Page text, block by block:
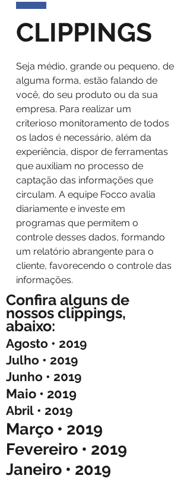
CLIPPINGS
Seja médio, grande ou pequeno, de
alguma forma, estão falando de
você, do seu produto ou da sua
empresa. Para realizar um
criterioso monitoramento de todos
os lados é necessário, além da
experiência, dispor de ferramentas
que auxiliam no processo de
captação das informações que
circulam. A equipe Focco avalia
diariamente e investe em
programas que permitem o
controle desses dados, formando
um relatório abrangente para o
cliente, favorecendo o controle das
informações.
Confira alguns de
nossos clippings,
abaixo:
Agosto • 2019
Julho • 2019
Junho • 2019
Maio • 2019
Abril • 2019
Março • 2019
Fevereiro • 2019
Janeiro • 2019